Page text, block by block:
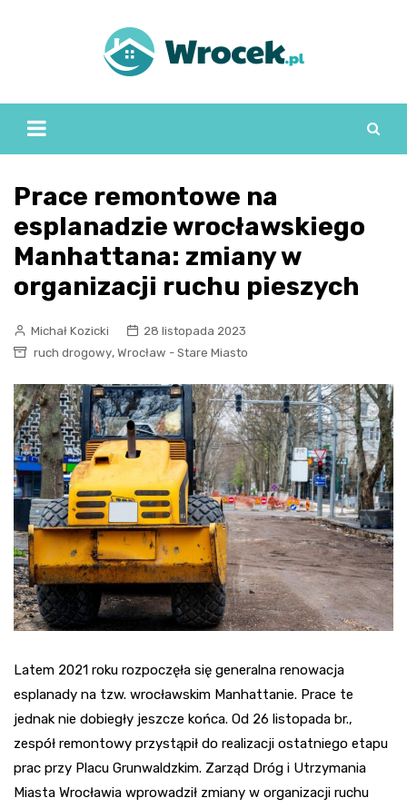
Prace remontowe na
esplanadzie wrocławskiego
Manhattana: zmiany w
organizacji ruchu pieszych
Michał Kozicki
28 listopada 2023
ruch drogowy, Wrocław - Stare Miasto
Latem 2021 roku rozpoczęła się generalna renowacja
esplanady na tzw. wrocławskim Manhattanie. Prace te
jednak nie dobiegły jeszcze końca. Od 26 listopada br.,
zespół remontowy przystąpił do realizacji ostatniego etapu
prac przy Placu Grunwaldzkim. Zarząd Dróg i Utrzymania
Miasta Wrocławia wprowadził zmiany w organizacji ruchu